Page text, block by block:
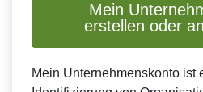
Mein
erstellen oder
Mein Unternehmenskonto ist